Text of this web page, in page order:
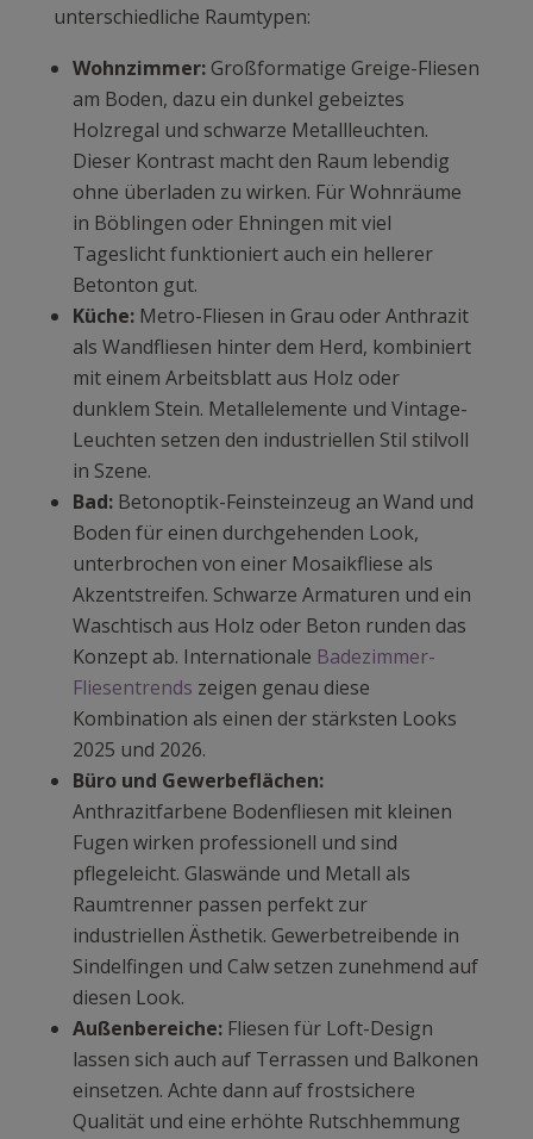
unterschiedliche Raumtypen:
Wohnzimmer:Großformatige Greige-Fliesen
am Boden, dazu ein dunkel gebeiztes
Holzregal und schwarze Metallleuchten.
Dieser Kontrast macht den Raum lebendig
ohne überladen zu wirken. Für Wohnräume
in Böblingen oder Ehningen mit viel
Tageslicht funktioniert auch ein hellerer
Betonton gut.
Küche:Metro-Fliesen in Grau oder Anthrazit
als Wandfliesen hinter dem Herd, kombiniert
mit einem Arbeitsblatt aus Holz oder
dunklem Stein. Metallelemente und Vintage-
Leuchten setzen den industriellen Stil stilvoll
in Szene.
Bad:Betonoptik-Feinsteinzeug an Wand und
Boden für einen durchgehenden Look,
unterbrochen von einer Mosaikfliese als
Akzentstreifen. Schwarze Armaturen und ein
Waschtisch aus Holz oder Beton runden das
Konzept ab. Internationale Badezimmer-
Fliesentrends zeigen genau diese
Kombination als einen der stärksten Looks
2025 und 2026.
Büro und Gewerbeflächen:
Anthrazitfarbene Bodenfliesen mit kleinen
Fugen wirken professionell und sind
pflegeleicht. Glaswände und Metall als
Raumtrenner passen perfekt zur
industriellen Ästhetik. Gewerbetreibende in
Sindelfingen und Calw setzen zunehmend auf
diesen Look.
Außenbereiche:Fliesen für Loft-Design
lassen sich auch auf Terrassen und Balkonen
einsetzen. Achte dann auf frostsichere
Qualität und eine erhöhte Rutschhemmung